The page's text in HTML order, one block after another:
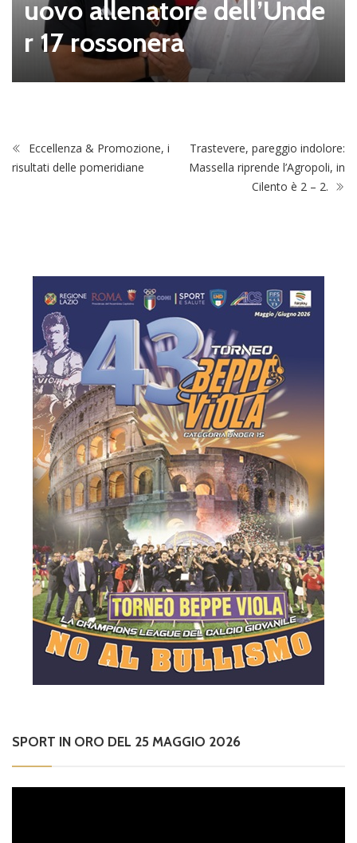
uovo allenatore dell’Unde
r 17 rossonera
Eccellenza & Promozione, i
risultati delle pomeridiane
Trastevere, pareggio indolore:
Massella riprende l’Agropoli, in
Cilento è 2 – 2.
SPORT IN ORO DEL 25 MAGGIO 2026